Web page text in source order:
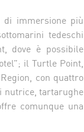
immersione più
tedeschi
dove è possibile
il Turtle Point,
con quattro
nutrice, tartarughe
comunque una